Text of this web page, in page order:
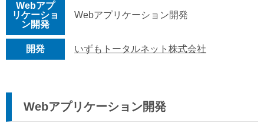
Webアプ
リケーショ
ン開発
Webアプリケーション開発
開発 いずもトータルネット株式会社
Webアプリケーション開発